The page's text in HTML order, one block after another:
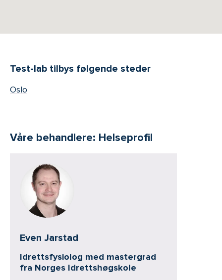
Test-lab tilbys følgende steder
Oslo
Våre behandlere: Helseprofil
Even Jarstad
Idrettsfysiolog med mastergrad
fra Norges Idrettshøgskole